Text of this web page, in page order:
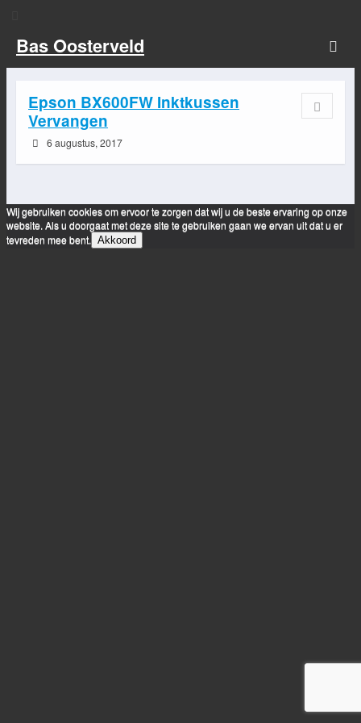
Bas Oosterveld
Epson BX600FW Inktkussen
Vervangen
6 augustus, 2017
Wij gebruiken cookies om ervoor te zorgen dat wij u de beste ervaring op onze
website. Als u doorgaat met deze site te gebruiken gaan we ervan uit dat u er
tevreden mee bent. Akkoord